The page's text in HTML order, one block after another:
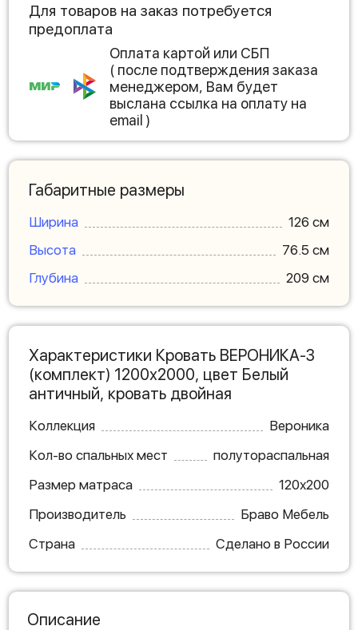
Для товаров на заказ потребуется
предоплата
Оплата картой или СБП
( после подтверждения заказа
менеджером, Вам будет
выслана ссылка на оплату на
email )
Габаритные размеры
Ширина
126 см
Высота
76.5 см
Глубина
209 см
Характеристики Кровать ВЕРОНИКА-3
(комплект) 1200х2000, цвет Белый
античный, кровать двойная
Коллекция
Вероника
Кол-во спальных мест
полутораспальная
Размер матраса
120х200
Производитель
Браво Мебель
Страна
Сделано в России
Описание